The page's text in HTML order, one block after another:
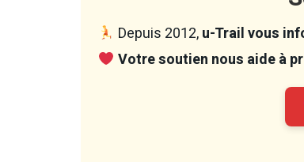
Depuis 2012,u-Trail vous
Votre soutien nous aide à